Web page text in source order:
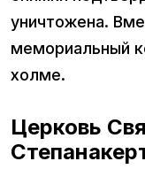
уничтожена.
мемориальный
холме.
Церковь